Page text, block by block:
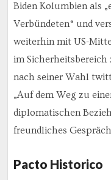
Biden Kolumbien als
Verbündeten“ und
weiterhin mit US-
im Sicherheitsbereich
nach seiner Wahl
„Auf dem Weg zu
diplomatischen
freundliches
Pacto Historico